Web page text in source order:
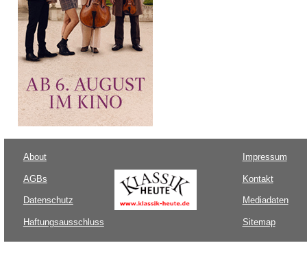
About
AGBs
Datenschutz
Haftungsausschluss
Impressum
Kontakt
Mediadaten
Sitemap